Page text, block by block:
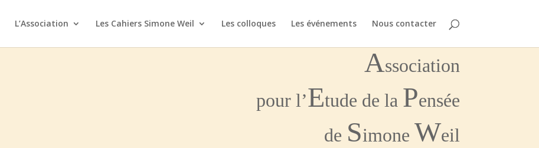
L’Association Les Cahiers Simone Weil Les colloques Les événements Nous contacter
Association
pour l’Etude de la Pensée
de Simone Weil